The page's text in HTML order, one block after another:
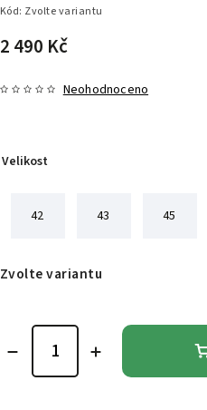
Kód: Zvolte variantu
2 490 Kč
Neohodnoceno
Velikost
42 43 45
Zvolte variantu